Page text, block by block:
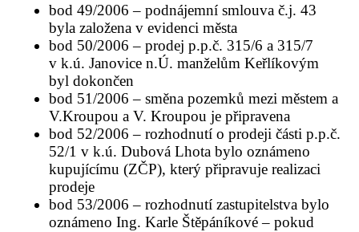
bod 49/2006 – podnájemní smlouva č.j. 43
byla založena v evidenci města
bod 50/2006 – prodej p.p.č. 315/6 a 315/7
v k.ú. Janovice n.Ú. manželům Keřlíkovým
byl dokončen
bod 51/2006 – směna pozemků mezi městem a
V.Kroupou a V. Kroupou je připravena
bod 52/2006 – rozhodnutí o prodeji části p.p.č.
52/1 v k.ú. Dubová Lhota bylo oznámeno
kupujícímu (ZČP), který připravuje realizaci
prodeje
bod 53/2006 – rozhodnutí zastupitelstva bylo
oznámeno Ing. Karle Štěpáníkové – pokud